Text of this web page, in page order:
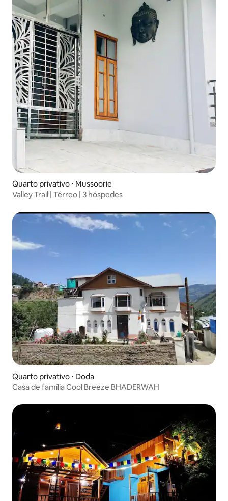
Quarto privativo ⋅ Mussoorie
Valley Trail | Térreo | 3 hóspedes
Quarto privativo ⋅ Doda
Casa de família Cool Breeze BHADERWAH